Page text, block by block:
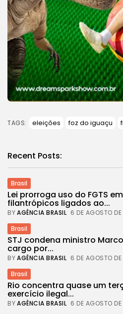
TAGS: eleições foz do iguaçu
Recent Posts:
Brasil
Lei prorroga uso do FGTS
filantrópicos ligados ao...
BYAGÊNCIA BRASIL 6 DE AGOSTO
Brasil
STJ condena ministro
cargo por...
BYAGÊNCIA BRASIL 6 DE AGOSTO
Brasil
Rio concentra quase um
exercício ilegal...
BYAGÊNCIA BRASIL 6 DE AGOSTO